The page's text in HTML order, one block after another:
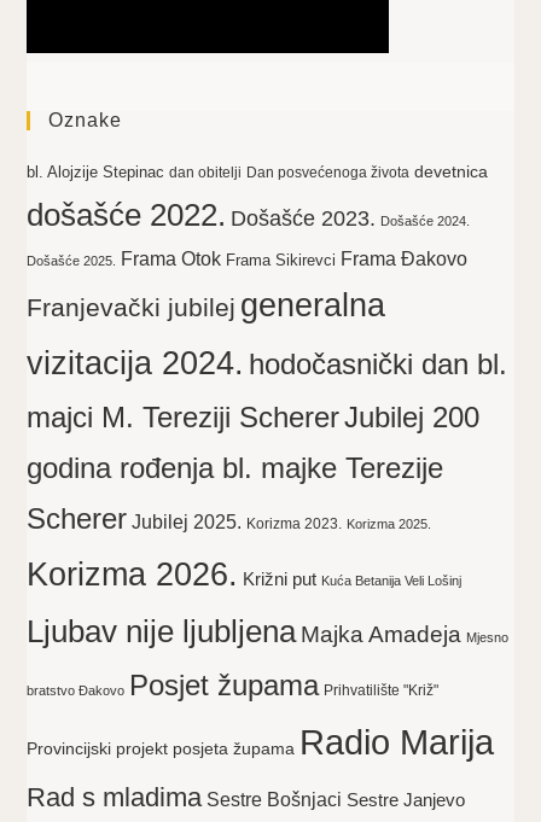
Oznake
bl. Alojzije Stepinac dan obitelji Dan posvećenoga života devetnica
došašće 2022. Došašće 2023. Došašće 2024.
Došašće 2025. Frama Otok Frama Sikirevci Frama Đakovo
Franjevački jubilej generalna
vizitacija 2024. hodočasnički dan bl.
majci M. Tereziji SchererJubilej 200
godina rođenja bl. majke Terezije
Scherer Jubilej 2025. Korizma 2023. Korizma 2025.
Korizma 2026. Križni put Kuća Betanija Veli Lošinj
Ljubav nije ljubljena Majka Amadeja Mjesno
bratstvo Đakovo Posjet župama Prihvatilište "Križ"
Provincijski projekt posjeta župama Radio Marija
Rad s mladima Sestre Bošnjaci Sestre Janjevo